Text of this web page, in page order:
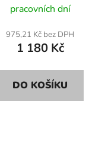
pracovních dní
975,21 Kč bez DPH
1 180 Kč
DO KOŠÍKU